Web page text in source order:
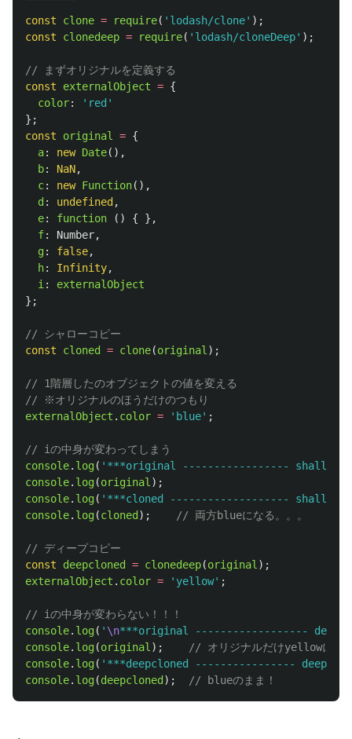
const clone = require( ' lodash/clone' );
const
clonedeep = require( ' lodash/cloneDeep' );
// まずオリジナルを定義する
const
externalObject = {
color: ' red '
};
const
original = {
a: new Date(),
b: NaN,
c: new Function(),
d : undefined ,
e: function () {
},
f: Number,
g: false,
h: Infinity,
i :
externalObject
};
// シャローコピー
const
cloned = clone(original );
// 1階層したのオブジェクトの値を変える
// ※オリジナルのほうだけのつもり
externalObject . color = ' blue' ;
// iの中身が変わってしまう
console. log( ' ***original ----------------- shallow
console. log(original );
console. log( ' ***cloned ------------------- shallow
console. log(cloned ); // 両方blueになる。。。
// ディープコピー
const
deepcloned = clonedeep(original );
externalObject . color = ' yellow' ;
// iの中身が変わらない！！！
console. log( ' \n***original ------------------ deep
console. log(original );
// オリジナルだけyellowにな
console. log( ' ***deepcloned ---------------- deep
console. log(deepcloned ); // blueのまま！